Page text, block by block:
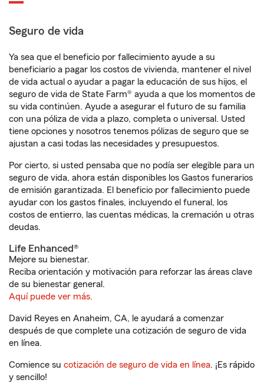
Seguro de vida
Ya sea que el beneficio por fallecimiento ayude a su
beneficiario a pagar los costos de vivienda, mantener el nivel
de vida actual o ayudar a pagar la educación de sus hijos, el
seguro de vida de State Farm® ayuda a que los momentos de
su vida continúen. Ayude a asegurar el futuro de su familia
con una póliza de vida a plazo, completa o universal. Usted
tiene opciones y nosotros tenemos pólizas de seguro que se
ajustan a casi todas las necesidades y presupuestos.
Por cierto, si usted pensaba que no podía ser elegible para un
seguro de vida, ahora están disponibles los Gastos funerarios
de emisión garantizada. El beneficio por fallecimiento puede
ayudar con los gastos finales, incluyendo el funeral, los
costos de entierro, las cuentas médicas, la cremación u otras
deudas.
Life Enhanced®
Mejore su bienestar.
Reciba orientación y motivación para reforzar las áreas clave
de su bienestar general.
Aquí puede ver más.
David Reyes en Anaheim, CA, le ayudará a comenzar
después de que complete una cotización de seguro de vida
en línea.
Comience su cotización de seguro de vida en línea. ¡Es rápido
y sencillo!